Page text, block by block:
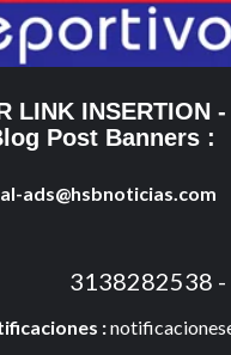
LINK INSERTION -
Post Banners :
ads@hsbnoticias.com
3138282538
: